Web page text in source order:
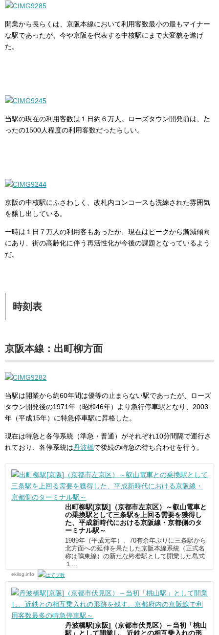
開業から長らくは、京阪本線において利用客数最小の最もマイナー
な駅であったが、今や京阪を代表する中核駅にまで大変貌を遂げ
た。
当駅の現在の利用客数は１日約６万人。ローズタウン開発前は、た
ったの1500人程度の利用客数だったらしい。
京阪の中核駅にふさわしく、改札内コンコースも洗練された雰囲気
を醸し出している。
一時は１日７万人の利用客もあったが、現在はピークから漸減傾向
にあり、街の高齢化に伴う再活性化が今後の課題となっているよう
だ。
時刻表
京阪本線：出町柳方面
当駅は開業から約60年間は優等の止まらない駅であったが、ローズ
タウン開発後の1971年（昭和46年）より急行停車駅となり、2003
年（平成15年）に特急停車駅に昇格した。
現在は特急と各停系統（準急・普通）がそれぞれ10分間隔で運行さ
れており、各停系統は丹波橋で後続の特急の待ち合わせを行う。
出町柳駅[京阪]（京都市左京区）～叡山電車と
の乗換駅として三条駅を上回る需要を獲得し
た、平成新時代における京阪線・京都側のタ
ーミナル駅～
1989年（平成元年）、70有余年ぶりに三条駅から
北方面への延伸を果たした京阪本線系統（正式名
称は鴨東線）の新たな終着駅として開業した島式
１...
ekilog.info
丹波橋駅[京阪]（京都市伏見区）～当初「桃山
駅」として開業し、近鉄との相互乗入れの形